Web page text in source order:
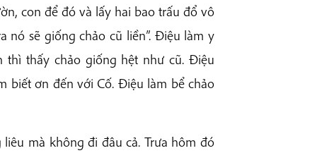
con để đó và lấy hai bao trấu đổ vô
nó sẽ giống chảo cũ liền”. Điệu làm y
thì thấy chảo giống hệt như cũ. Điệu
biết ơn đến với Cố. Điệu làm bể chảo
mà không đi đâu cả. Trưa hôm đó